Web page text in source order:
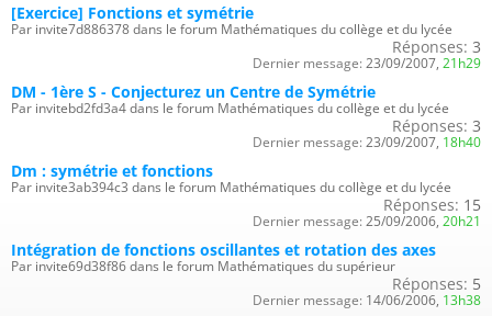
[Exercice] Fonctions et symétrie
Par invite7d886378 dans le forum Mathématiques du collège et du lycée
Réponses: 3
Dernier message: 23/09/2007, 21h29
DM - 1ère S - Conjecturez un Centre de Symétrie
Par invitebd2fd3a4 dans le forum Mathématiques du collège et du lycée
Réponses: 3
Dernier message: 23/09/2007, 18h40
Dm : symétrie et fonctions
Par invite3ab394c3 dans le forum Mathématiques du collège et du lycée
Réponses: 15
Dernier message: 25/09/2006, 20h21
Intégration de fonctions oscillantes et rotation des axes
Par invite69d38f86 dans le forum Mathématiques du supérieur
Réponses: 5
Dernier message: 14/06/2006, 13h38